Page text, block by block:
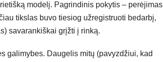
modelį. Pagrindinis pokytis – perėjimas
tikslas buvo tiesiog užregistruoti bedarbį,
savarankiškai grįžti į rinką.
galimybes. Daugelis mitų (pavyzdžiui, kad